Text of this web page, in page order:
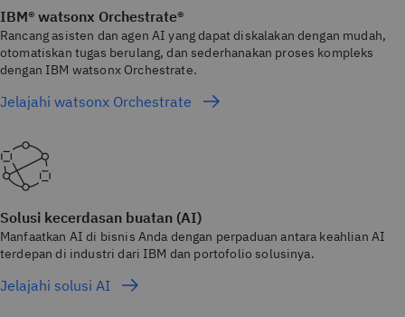
IBM® watsonx Orchestrate®
Rancang asisten dan agen AI yang dapat diskalakan dengan mudah,
otomatiskan tugas berulang, dan sederhanakan proses kompleks
dengan IBM watsonx Orchestrate.
Jelajahi watsonx Orchestrate
Solusi kecerdasan buatan (AI)
Manfaatkan AI di bisnis Anda dengan perpaduan antara keahlian AI
terdepan di industri dari IBM dan portofolio solusinya.
Jelajahi solusi AI